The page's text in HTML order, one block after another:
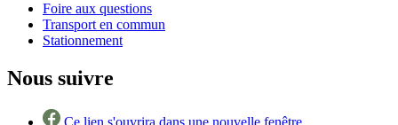
Foire aux questions
Transport en commun
Stationnement
Nous suivre